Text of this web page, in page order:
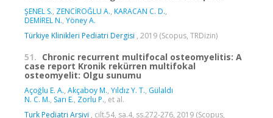
ŞENEL S., ZENCİROĞLU A., KARACAN C. D.,
DEMİREL N., Yöney A.
Türkiye Klinikleri Pediatri Dergisi , 2019 (Scopus, TRDizin)
51. Chronic recurrent multifocal osteomyelitis: A
case report Kronik rekürren multifokal
osteomyelit: Olgu sunumu
Açoğlu E. A., Akçaboy M., Yıldız Y. T., Gülaldı
N. C. M., Sarı E., Zorlu P., et al.
Turk Pediatri Arsivi , cilt.54, sa.4, ss.272-276, 2019 (Scopus,